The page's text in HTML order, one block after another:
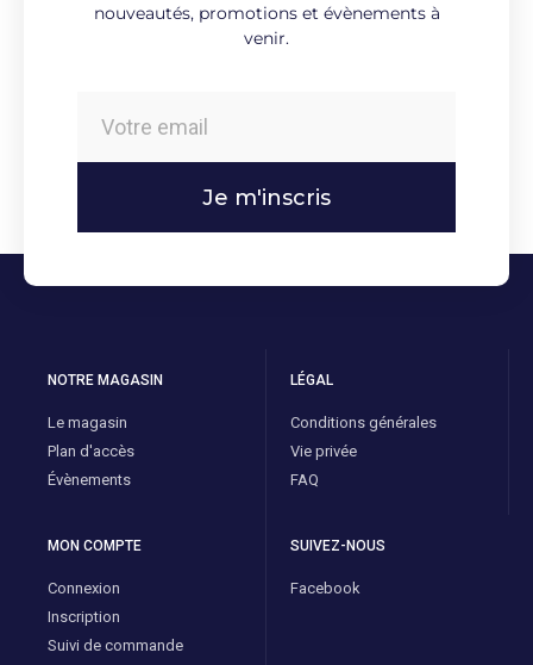
nouveautés, promotions et évènements à
venir.
Je m'inscris
NOTRE MAGASIN
Le magasin
Plan d'accès
Évènements
LÉGAL
Conditions générales
Vie privée
FAQ
MON COMPTE
Connexion
Inscription
Suivi de commande
SUIVEZ-NOUS
Facebook